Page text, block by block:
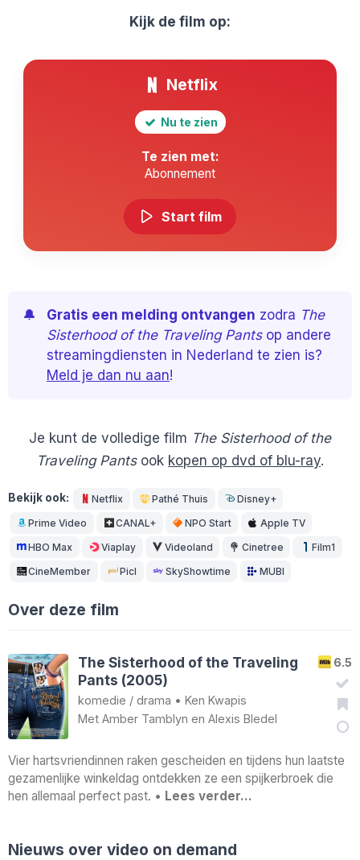
Kijk de film op:
Netflix
Nu te zien
Te zien met:
Abonnement
Start film
🔔 Gratis een melding ontvangen zodra The
Sisterhood of the Traveling Pantsop andere
streamingdiensten in Nederland te zien is?
Meld je dan nu aan!
Je kunt de volledige film The Sisterhood of the
Traveling Pantsook kopen op dvd of blu-ray.
Bekijk ook: Netflix Pathé Thuis Disney+
Prime Video CANAL+ NPO Start Apple TV
HBO Max Viaplay Videoland Cinetree Film1
CineMember Picl SkyShowtime MUBI
Over deze film
6.5
The Sisterhood of the Traveling
Pants (2005)
komedie / drama • Ken Kwapis
Met Amber Tamblyn en Alexis Bledel
Vier hartsvriendinnen raken gescheiden en tijdens hun laatste
gezamenlijke winkeldag ontdekken ze een spijkerbroek die
hen allemaal perfect past. • Lees verder…
Nieuws over video on demand